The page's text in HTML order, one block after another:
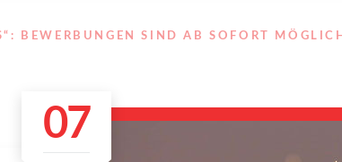
BEWERBUNGEN SIND AB SOFORT
07